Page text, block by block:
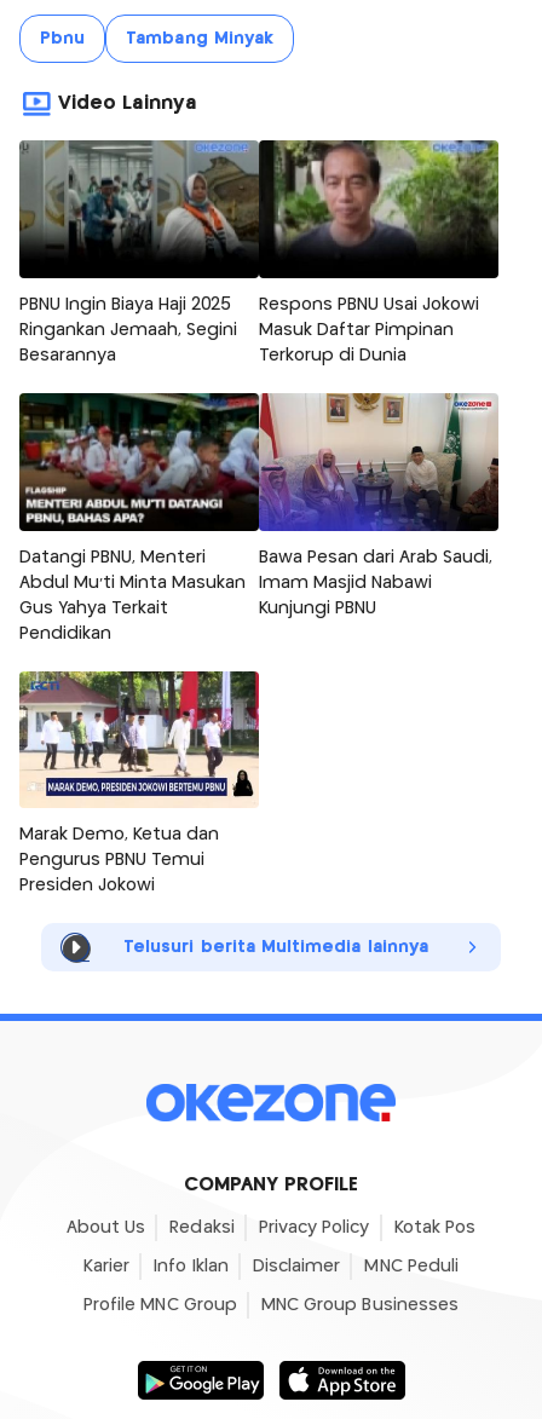
Pbnu Tambang Minyak
Video Lainnya
PBNU Ingin Biaya Haji 2025
Ringankan Jemaah, Segini
Besarannya
Respons PBNU Usai Jokowi
Masuk Daftar Pimpinan
Terkorup di Dunia
Datangi PBNU, Menteri
Abdul Mu'ti Minta Masukan
Gus Yahya Terkait
Pendidikan
Bawa Pesan dari Arab Saudi,
Imam Masjid Nabawi
Kunjungi PBNU
Marak Demo, Ketua dan
Pengurus PBNU Temui
Presiden Jokowi
Telusuri berita Multimedia lainnya
COMPANY PROFILE
About Us Redaksi Privacy Policy Kotak Pos
Karier Info Iklan Disclaimer MNC Peduli
Profile MNC Group MNC Group Businesses